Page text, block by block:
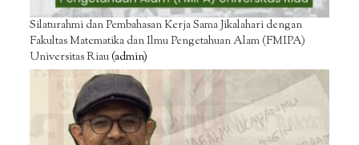
Silaturahmi dan Pembahasan Kerja Sama Jikalahari dengan
Fakultas Matematika dan Ilmu Pengetahuan Alam (FMIPA)
Universitas Riau(admin)